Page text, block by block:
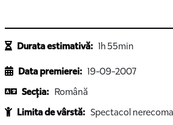
Durata estimativă: 1h 55min
Data premierei: 19-09-2007
Secția: Română
Limita de vârstă: Spectacol